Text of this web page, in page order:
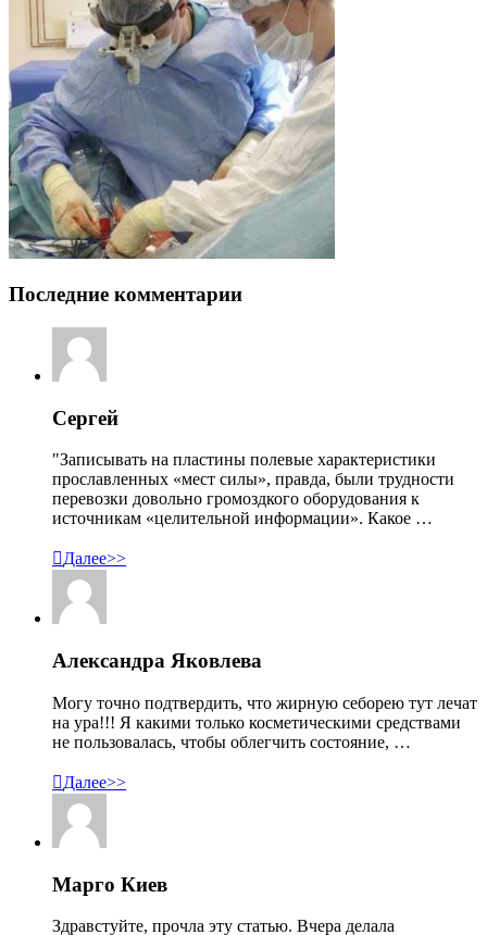
Последние комментарии
Сергей
"Записывать на пластины полевые характеристики
прославленных «мест силы», правда, были трудности
перевозки довольно громоздкого оборудования к
источникам «целительной информации». Какое …
Далее>>
Александра Яковлева
Могу точно подтвердить, что жирную себорею тут лечат
на ура!!! Я какими только косметическими средствами
не пользовалась, чтобы облегчить состояние, …
Далее>>
Марго Киев
Здравстуйте, прочла эту статью. Вчера делала